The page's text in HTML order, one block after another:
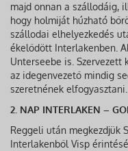
majd onnan a szállodáig,
hogy holmiját húzható
szállodai elhelyezkedés
ékelődött Interlakenben.
Unterseebe is. Szervezett
az idegenvezető mindig
szeretnének elfogyasztani.
2. NAP INTERLAKEN –
Reggeli után megkezdjük
Interlakenből Visp